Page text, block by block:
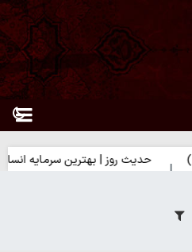
حدیث روز | بهترین سرمایه انسان